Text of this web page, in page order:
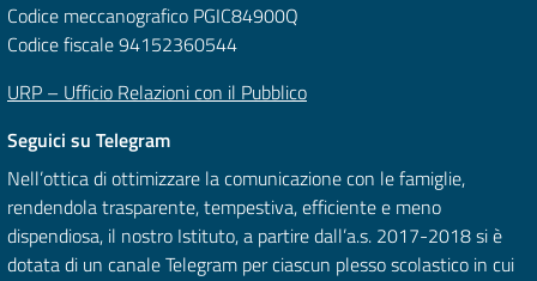
Codice meccanografico PGIC84900Q
Codice fiscale 94152360544
URP – Ufficio Relazioni con il Pubblico
Seguici su Telegram
Nell’ottica di ottimizzare la comunicazione con le famiglie,
rendendola trasparente, tempestiva, efficiente e meno
dispendiosa, il nostro Istituto, a partire dall’a.s. 2017-2018 si è
dotata di un canale Telegram per ciascun plesso scolastico in cui